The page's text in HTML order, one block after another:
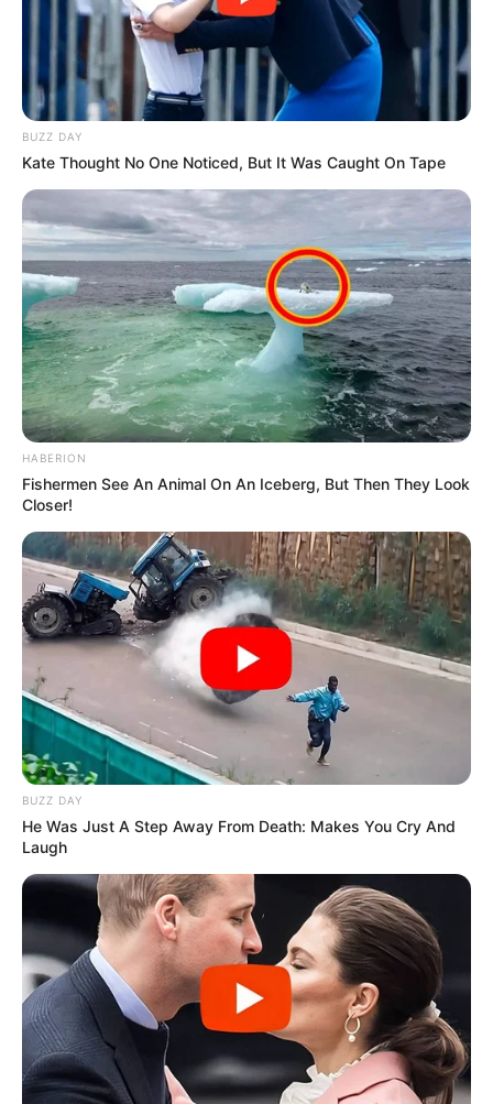
BUZZ DAY
Kate Thought No One Noticed, But It Was Caught On Tape
HABERION
Fishermen See An Animal On An Iceberg, But Then They Look
Closer!
BUZZ DAY
He Was Just A Step Away From Death: Makes You Cry And
Laugh